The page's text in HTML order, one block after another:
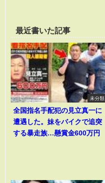
最近書いた記事
未分類
全国指名手配犯の見立真一に
遭遇した。妹をバイクで追突
する暴走族…懸賞金600万円